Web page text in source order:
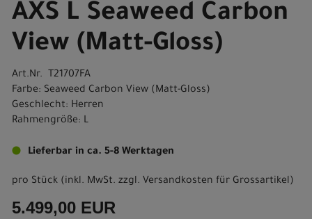
AXS L Seaweed Carbon
View (Matt-Gloss)
Art.Nr. T21707FA
Farbe: Seaweed Carbon View (Matt-Gloss)
Geschlecht: Herren
Rahmengröße: L
Lieferbar in ca. 5-8 Werktagen
pro Stück (inkl. MwSt. zzgl. Versandkosten für Grossartikel)
5.499,00 EUR